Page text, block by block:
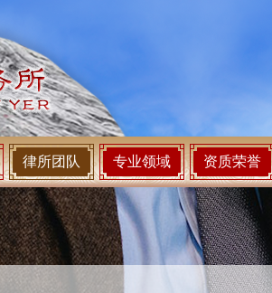
律所团队 专业领域 资质荣誉